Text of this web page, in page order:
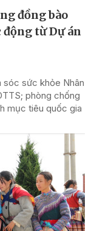
đồng bào
từ Dự án
sóc sức khỏe Nhân
phòng chống
mục tiêu quốc gia